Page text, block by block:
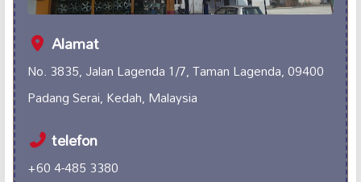
Alamat
No. 3835, Jalan Lagenda 1/7, Taman Lagenda, 09400
Padang Serai, Kedah, Malaysia
telefon
+60 4-485 3380